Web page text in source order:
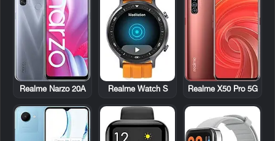
Realme X50 Pro 5G
Realme Watch S
Realme Narzo 20A